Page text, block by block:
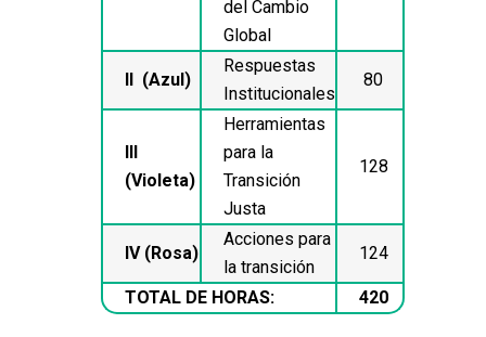
del Cambio
Global
II (Azul)
Respuestas
Institucionales
80
(Violeta)
Herramientas
para la
Transición
Justa
128
IV (Rosa)
Acciones para
la transición
124
TOTAL DE HORAS: 420